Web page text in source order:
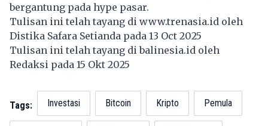
bergantung pada hype pasar.
Tulisan ini telah tayang di www.trenasia.id oleh
Distika Safara Setianda pada 13 Oct 2025
Tulisan ini telah tayang dibalinesia.id oleh
Redaksi pada 15 Okt 2025
Tags: Investasi Bitcoin Kripto Pemula